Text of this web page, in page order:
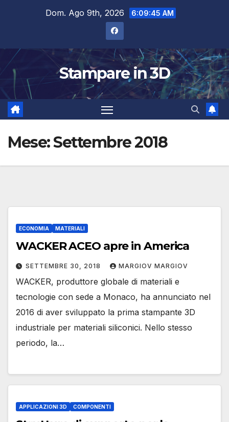
Dom. Ago 9th, 2026 6:09:46 AM
Stampare in 3D
Mese:Settembre 2018
ECONOMIA MATERIALI
WACKER ACEO apre in America
SETTEMBRE 30, 2018 MARGIOV MARGIOV
WACKER, produttore globale di materiali e
tecnologie con sede a Monaco, ha annunciato nel
2016 di aver sviluppato la prima stampante 3D
industriale per materiali siliconici. Nello stesso
periodo, la…
APPLICAZIONI 3D COMPONENTI